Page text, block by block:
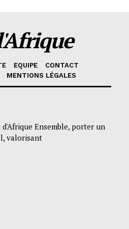
EQUIPE
CONTACT
MENTIONS LÉGALES
Ensemble, porter un
valorisant